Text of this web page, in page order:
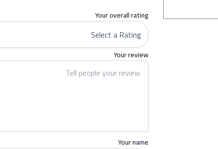
Your overall rating
Your review
Your name